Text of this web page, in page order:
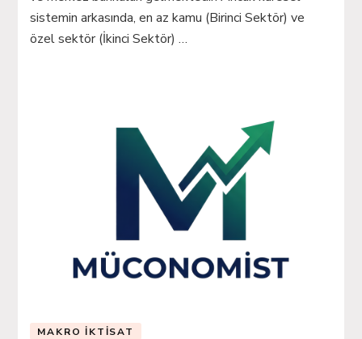
sistemin arkasında, en az kamu (Birinci Sektör) ve
özel sektör (İkinci Sektör) …
MAKRO İKTISAT